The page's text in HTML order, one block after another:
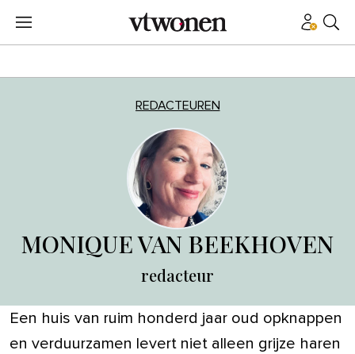
REDACTEUREN
MONIQUE VAN BEEKHOVEN
redacteur
Een huis van ruim honderd jaar oud opknappen
en verduurzamen levert niet alleen grijze haren